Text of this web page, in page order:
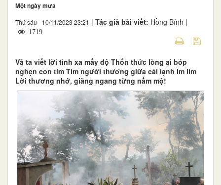
Một ngày mưa
Thứ sáu - 10/11/2023 23:21 | Tác giả bài viết: Hồng Bính |
1719
Và ta viết lời tình xa mấy độ Thổn thức lòng ai bóp
nghẹn con tim Tìm người thương giữa cái lạnh im lìm
Lời thương nhớ, giăng ngang từng nấm mộ!